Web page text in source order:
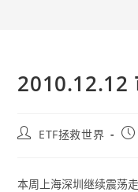
2010.12.12
PostETF拯救世界
本周上海深圳继续震荡